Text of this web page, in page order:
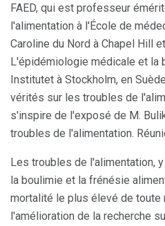
FAED, qui est professeur
l'alimentation à l'École de
Caroline du Nord à Chapel Hill
L'épidémiologie médicale et la
Institutet à Stockholm, en
vérités sur les troubles de
s'inspire de l'exposé de M.
troubles de l'alimentation.
Les troubles de l'alimentation,
la boulimie et la frénésie
mortalité le plus élevé de toute
l'amélioration de la recherche